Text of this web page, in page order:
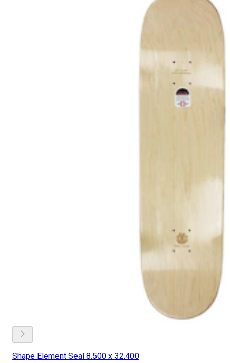
Shape Element Seal 8.500 x 32.400